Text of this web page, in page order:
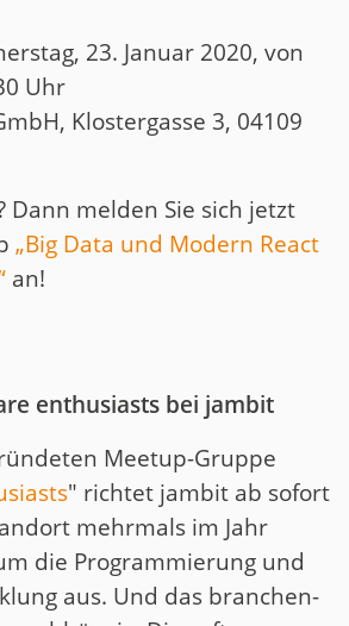
23. Januar 2020, von
Uhr
Klostergasse 3, 04109
Dann melden Sie sich jetzt
„Big Data und Modern React
an!
enthusiasts bei jambit
Meetup-Gruppe
" richtet jambit ab sofort
mehrmals im Jahr
die Programmierung und
aus. Und das branchen-